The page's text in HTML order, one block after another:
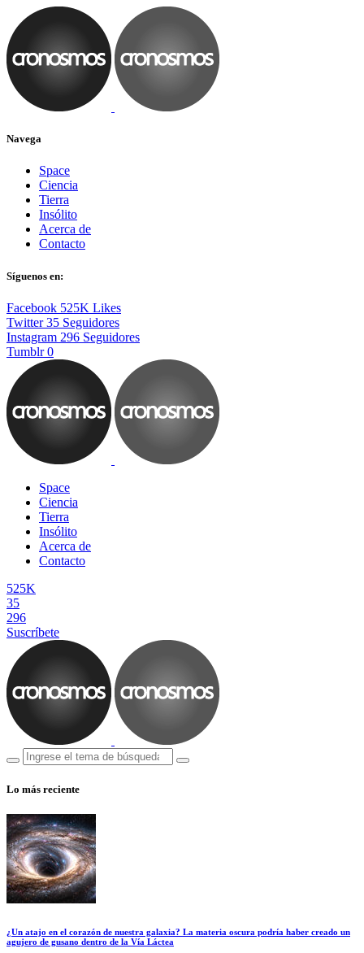
Navega
Space
Ciencia
Tierra
Insólito
Acerca de
Contacto
Síguenos en:
Facebook 525K Likes
Twitter 35 Seguidores
Instagram 296 Seguidores
Tumblr 0
Space
Ciencia
Tierra
Insólito
Acerca de
Contacto
525K
35
296
Suscríbete
Lo más reciente
¿Un atajo en el corazón de nuestra galaxia? La materia oscura podría haber creado un
agujero de gusano dentro de la Vía Láctea